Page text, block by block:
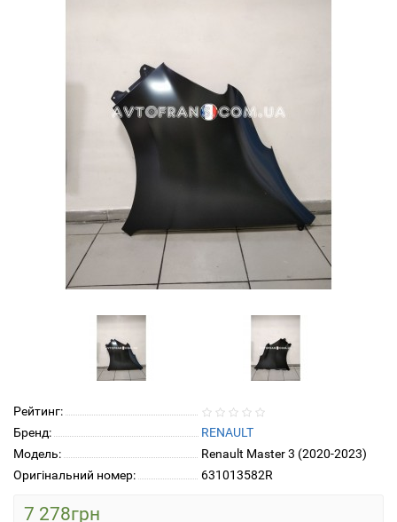
Рейтинг:
Бренд:
RENAULT
Модель:
Renault Master 3 (2020-2023)
Оригінальний номер:
631013582R
7 278грн